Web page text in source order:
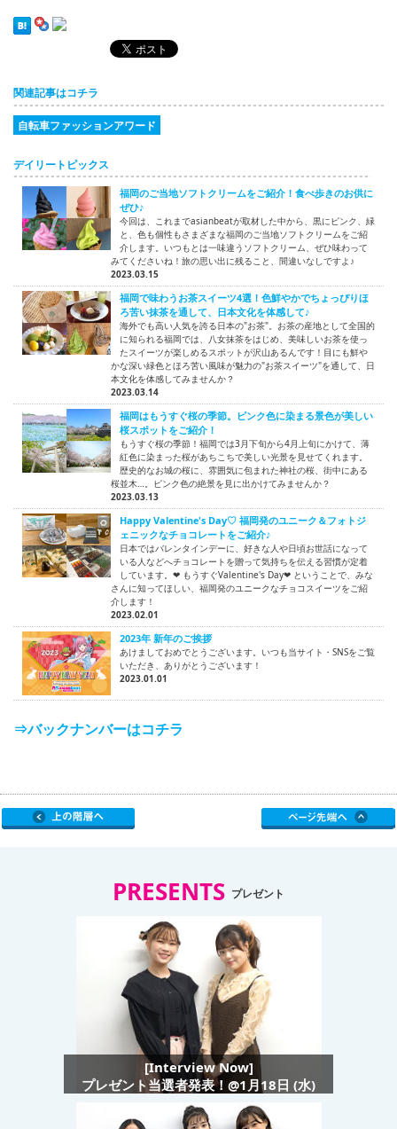
関連記事はコチラ
自転車ファッションアワード
デイリートピックス
福岡のご当地ソフトクリームをご紹介！食べ歩きのお供に
ぜひ♪
今回は、これまでasianbeatが取材した中から、黒にピンク、緑
と、色も個性もさまざまな福岡のご当地ソフトクリームをご紹
介します。いつもとは一味違うソフトクリーム、ぜひ味わって
みてくださいね！旅の思い出に残ること、間違いなしですよ♪
2023.03.15
福岡で味わうお茶スイーツ4選！色鮮やかでちょっぴりほ
ろ苦い抹茶を通して、日本文化を体感して♪
海外でも高い人気を誇る日本の"お茶"。お茶の産地として全国的
に知られる福岡では、八女抹茶をはじめ、美味しいお茶を使っ
たスイーツが楽しめるスポットが沢山あるんです！目にも鮮や
かな深い緑色とほろ苦い風味が魅力の"お茶スイーツ"を通して、日
本文化を体感してみませんか？
2023.03.14
福岡はもうすぐ桜の季節。ピンク色に染まる景色が美しい
桜スポットをご紹介！
もうすぐ桜の季節！福岡では3月下旬から4月上旬にかけて、薄
紅色に染まった桜があちこちで美しい光景を見せてくれます。
歴史的なお城の桜に、雰囲気に包まれた神社の桜、街中にある
桜並木…。ピンク色の絶景を見に出かけてみませんか？
2023.03.13
Happy Valentine's Day♡ 福岡発のユニーク＆フォトジ
ェニックなチョコレートをご紹介♪
日本ではバレンタインデーに、好きな人や日頃お世話になって
いる人などへチョコレートを贈って気持ちを伝える習慣が定着
しています。❤ もうすぐValentine's Day❤ ということで、みな
さんに知ってほしい、福岡発のユニークなチョコスイーツをご紹
介します！
2023.02.01
2023年 新年のご挨拶
あけましておめでとうございます。いつも当サイト・SNSをご覧
いただき、ありがとうございます！
2023.01.01
⇒バックナンバーはコチラ
PRESENTS プレゼント
[Interview Now]
プレゼント当選者発表！@1月18日 (水)